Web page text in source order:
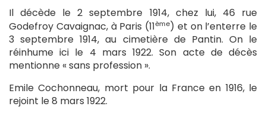
Il décède le 2 septembre 1914, chez lui, 46 rue
Godefroy Cavaignac, à Paris (11ème) et on l’enterre le
3 septembre 1914, au cimetière de Pantin. On le
réinhume ici le 4 mars 1922. Son acte de décès
mentionne « sans profession ».
Emile Cochonneau, mort pour la France en 1916, le
rejoint le 8 mars 1922.